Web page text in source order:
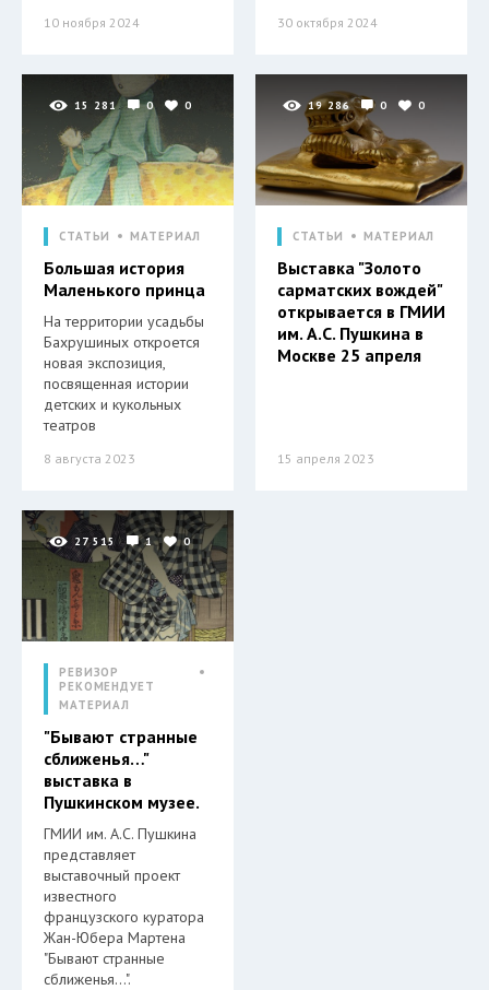
10 ноября 2024 30 октября 2024
15 281 0 0
СТАТЬИ МАТЕРИАЛ
Большая история
Маленького принца
На территории усадьбы
Бахрушиных откроется
новая экспозиция,
посвященная истории
детских и кукольных
театров
8 августа 2023
19 286 0 0
СТАТЬИ МАТЕРИАЛ
Выставка "Золото
сарматских вождей"
открывается в ГМИИ
им. А.С. Пушкина в
Москве 25 апреля
15 апреля 2023
27 515 1 0
РЕВИЗОР
РЕКОМЕНДУЕТ
МАТЕРИАЛ
"Бывают странные
сближенья…"
выставка в
Пушкинском музее.
ГМИИ им. А.С. Пушкина
представляет
выставочный проект
известного
французского куратора
Жан-Юбера Мартена
"Бывают странные
сближенья…".